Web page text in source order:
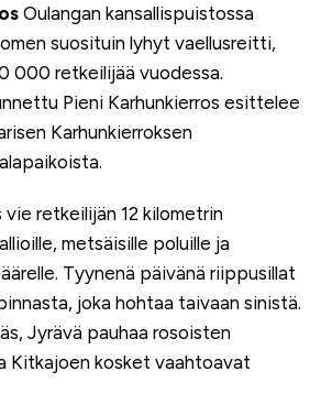
Oulangan kansallispuistossa
suosituin lyhyt vaellusreitti,
000 retkeilijää vuodessa.
Pieni Karhunkierros esittelee
Karhunkierroksen
vie retkeilijän 12 kilometrin
metsäisille poluille ja
Tyynenä päivänä riippusillat
joka hohtaa taivaan sinistä.
Jyrävä pauhaa rosoisten
Kitkajoen kosket vaahtoavat